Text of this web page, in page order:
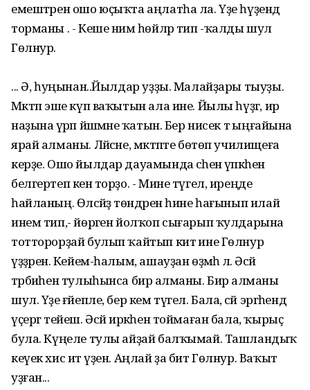
емештәрен ошо юҫыҡта аңлатһа ла. Үҙе һүҙендә
торманы . - Кеше нимә һөйләр тип -ҡалды шул
Гөлнур.
... Ә, һуңынан..Йылдар уҙҙы. Малайҙары тыуҙы.
Мәктәп эше күп ваҡытын ала ине. Йылы һүҙгә, ир
наҙына әүрәп йәшәмәне ҡатын. Бер нисек тә ыңғайына
ярай алманы. Ләйсәне, мәктәпте бөтөп училищеға
керҙе. Ошо йылдар дауамында әсәһенә үпкәһен
белгертеп кенә торҙо. - Мине түгел, иреңде
һайланың. Өләсәйҙә төндәрен һине һағынып илай
инем тип,- йөрәген йолҡоп сығарып ҡулдарына
тотторорҙай булып ҡайтып китә ине Гөлнур
үҙҙәренә. Кейем-һалым, ашауҙан өҙмәһә лә. Әсәй
тәрбиәһен тулыһынса бирә алманы. Бирә алманы
шул. Үҙе ғәйепле, бер кем түгел. Бала, әсәй эргәһендә
үҫергә тейеш. Әсәй иркәһен тоймаған бала, ҡырыҫ
була. Күңеле тулы айҙай балҡымай. Ташландыҡ
кеүек хис итә үҙен. Аңлай ҙа бит Гөлнур. Ваҡыт
уҙған...